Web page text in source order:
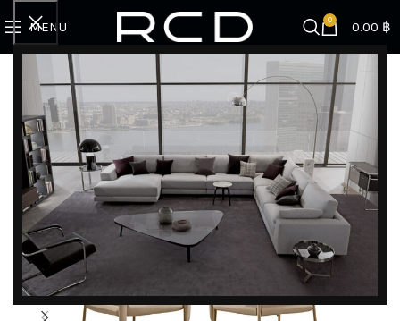
MENU 0 0.00 ฿
Home BRANDS
Gamma
เก้าอี้หนังแท้ ผลิตและนำเข้าจากประเทศอิตาลี Spider | Dining chair